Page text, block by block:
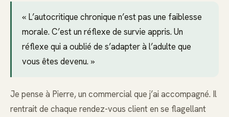
« L’autocritique chronique n’est pas une faiblesse
morale. C’est un réflexe de survie appris. Un
réflexe qui a oublié de s’adapter à l’adulte que
vous êtes devenu. »
Je pense à Pierre, un commercial que j’ai accompagné. Il
rentrait de chaque rendez-vous client en se flagellant